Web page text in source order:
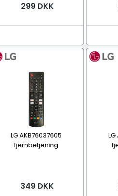
299 DKK
LG AKB76037605
fjernbetjening
349 DKK